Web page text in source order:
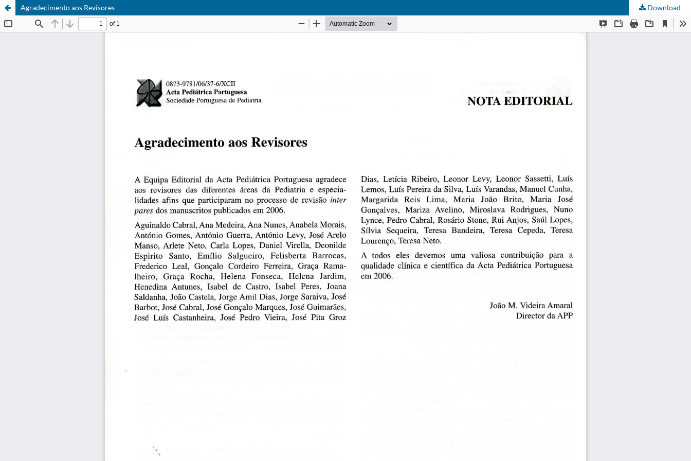
Agradecimento aos Revisores Download